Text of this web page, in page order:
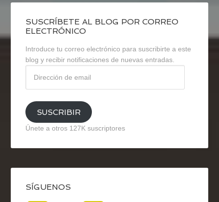
SUSCRÍBETE AL BLOG POR CORREO
ELECTRÓNICO
Introduce tu correo electrónico para suscribirte a este
blog y recibir notificaciones de nuevas entradas.
email
SUSCRIBIR
Únete a otros 127K suscriptores
SÍGUENOS